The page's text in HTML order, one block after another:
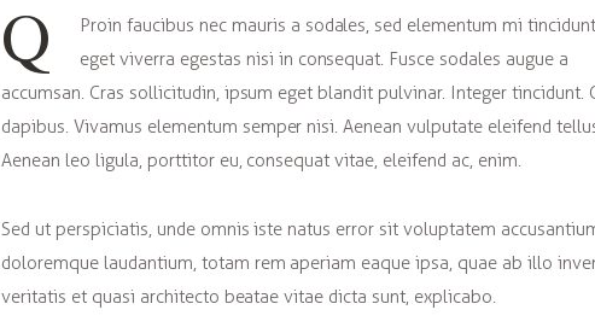
Q
Proin faucibus nec mauris a sodales, sed elementum mi
eget viverra egestas nisi in consequat. Fusce sodales augue a
accumsan. Cras sollicitudin, ipsum eget blandit pulvinar. Integer tincidunt.
dapibus. Vivamus elementum semper nisi. Aenean vulputate eleifend
Aenean leo ligula, porttitor eu, consequat vitae, eleifend ac, enim.
Sed ut perspiciatis, unde omnis iste natus error sit voluptatem
doloremque laudantium, totam rem aperiam eaque ipsa, quae ab illo
veritatis et quasi architecto beatae vitae dicta sunt, explicabo.